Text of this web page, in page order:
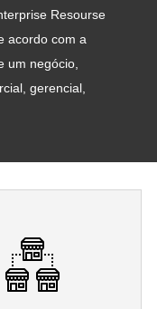
Resourse
acordo com a
um negócio,
gerencial,